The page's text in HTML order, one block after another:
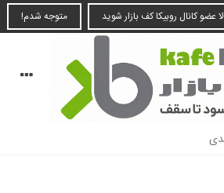
کانال روبیکا کف بازار شوید متوجه شدم!